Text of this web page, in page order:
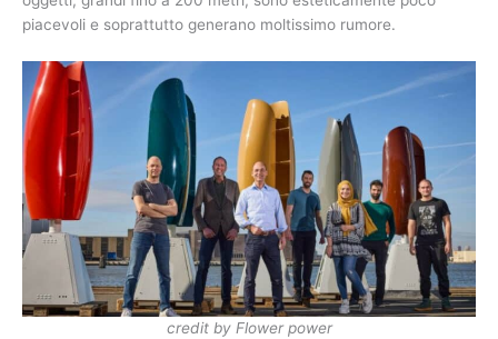
piacevoli e soprattutto generano moltissimo rumore.
credit by Flower power